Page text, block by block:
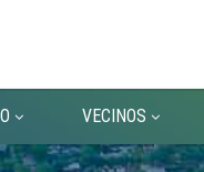
VECINOS